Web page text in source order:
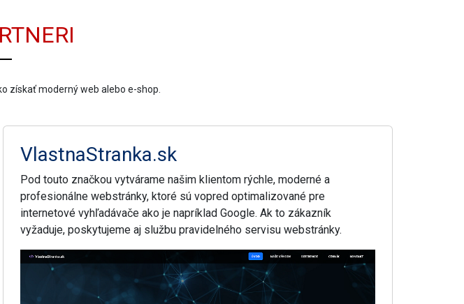
získať moderný web alebo e-shop.
VlastnaStranka.sk
Pod touto značkou vytvárame našim klientom rýchle, moderné a
profesionálne webstránky, ktoré sú vopred optimalizované pre
internetové vyhľadávače ako je napríklad Google. Ak to zákazník
vyžaduje, poskytujeme aj službu pravidelného servisu webstránky.